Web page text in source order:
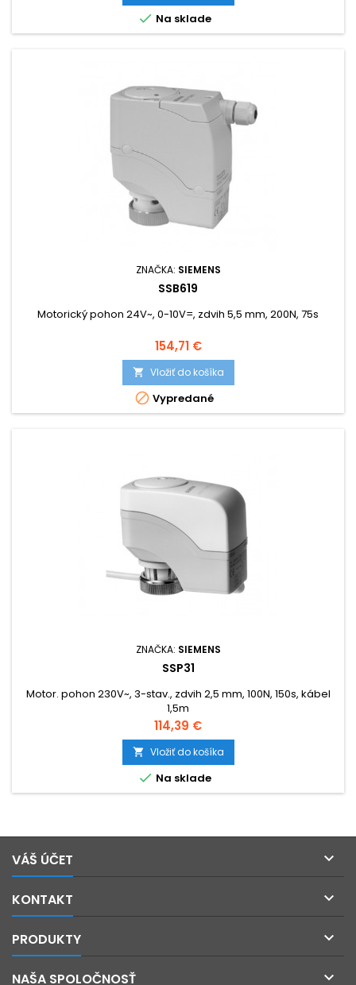
 Na sklade
ZNAČKA: SIEMENS
SSB619
Motorický pohon 24V~, 0-10V=, zdvih 5,5 mm, 200N, 75s
Cena
154,71 €
 Vložiť do košíka
 Vypredané
ZNAČKA: SIEMENS
SSP31
Motor. pohon 230V~, 3-stav., zdvih 2,5 mm, 100N, 150s, kábel
1,5m
Cena
114,39 €
 Vložiť do košíka
 Na sklade
VÁŠ ÚČET 
KONTAKT 
PRODUKTY 
NAŠA SPOLOČNOSŤ 